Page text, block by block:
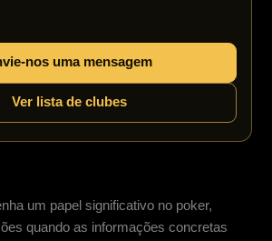
nos uma mensagem
Ver lista de clubes
um papel significativo no poker,
quando as informações concretas